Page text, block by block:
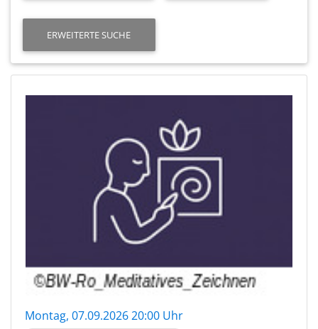
ERWEITERTE SUCHE
Montag, 07.09.2026 20:00 Uhr